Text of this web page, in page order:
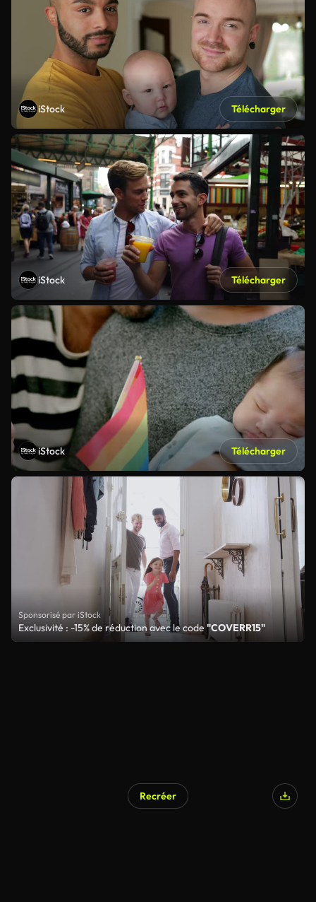
iStock Télécharger
iStock Télécharger
iStock Télécharger
Sponsorisé par iStock
Exclusivité : -15% de réduction avec le code"COVERR15"
Recréer